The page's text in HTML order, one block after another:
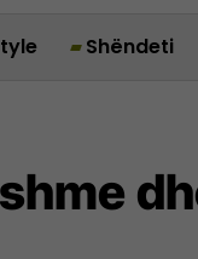
Shëndeti